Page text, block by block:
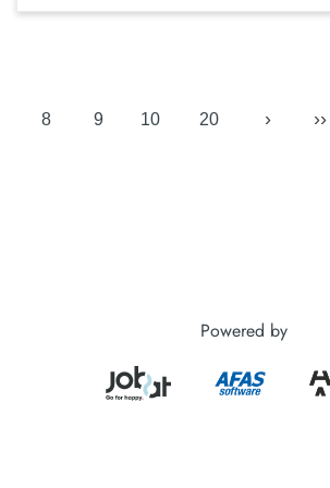
8 9 10 20 › ››
Powered by